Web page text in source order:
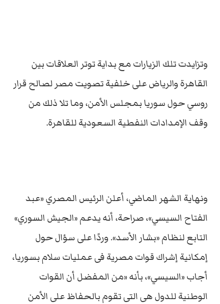
وتزايدت تلك الزيارات مع بداية توتر العلاقات بين
القاهرة والرياض على خلفية تصويت مصر لصالح قرار
روسي حول سوريا بمجلس الأمن، وما تلا ذلك من
وقف الإمدادات النفطية السعودية للقاهرة.
ونهاية الشهر الماضي، أعلن الرئيس المصري «عبد
الفتاح السيسي»، صراحة، أنه يدعم «الجيش السوري»
التابع لنظام «بشار الأسد». وردًا على سؤال حول
إمكانية إشراك قوات مصرية فى عمليات سلام بسوريا،
أجاب «السيسي»، بأنه «من المفضل أن القوات
الوطنية للدول هى التى تقوم بالحفاظ على الأمن